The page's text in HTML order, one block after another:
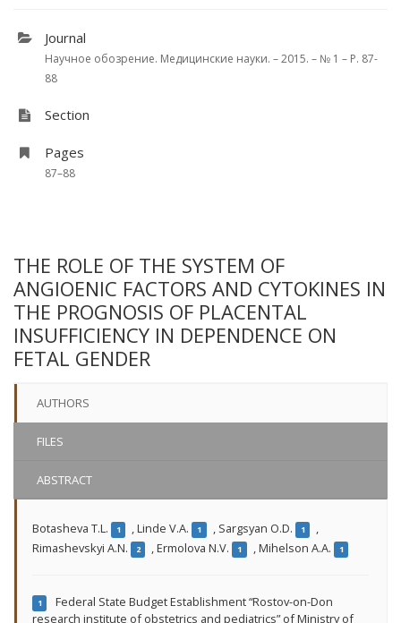
Journal
Научное обозрение. Медицинские науки. – 2015. – № 1 – P. 87-
88
Section
Pages
87–88
THE ROLE OF THE SYSTEM OF
ANGIOENIC FACTORS AND CYTOKINES IN
THE PROGNOSIS OF PLACENTAL
INSUFFICIENCY IN DEPENDENCE ON
FETAL GENDER
AUTHORS
FILES
ABSTRACT
Botasheva T.L. 1 ,Linde V.A. 1 , Sargsyan O.D. 1
,
Rimashevskyi A.N.
2 ,Ermolova N.V. 1 ,Mihelson A.A. 1
1
Federal State Budget Establishment “Rostov-on-Don
research institute of obstetrics and pediatrics” of Ministry of